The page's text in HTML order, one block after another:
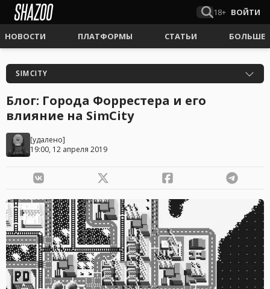
18+ ВОЙТИ
НОВОСТИ ПЛАТФОРМЫ СТАТЬИ БОЛЬШЕ
SIMCITY
Блог: Города Форрестера и его
влияние на SimCity
[удалено]
19:00, 12 апреля 2019